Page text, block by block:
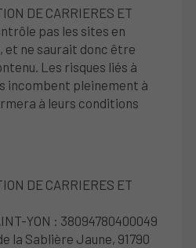
DE CARRIERES ET
pas les sites en
et ne saurait donc être
Les risques liés à
incombent pleinement à
à leurs conditions
DE CARRIERES ET
YON : 38094780400049
la Sablière Jaune, 91790